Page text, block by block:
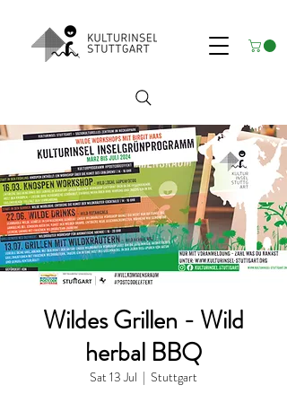
Wildes Grillen - Wild
herbal BBQ
Sat 13 Jul
  |
Stuttgart